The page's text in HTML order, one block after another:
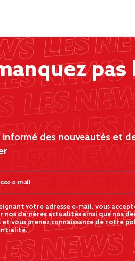
informé des nouveautés et
votre adresse e-mail, vous
nos dernères actualités ainsi que nos
et vous prenez connaissance de notre